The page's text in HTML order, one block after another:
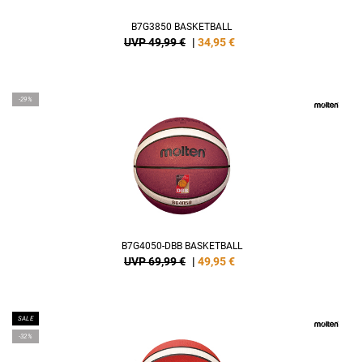
B7G3850 BASKETBALL
UVP 49,99 € | 34,95€
-29%
B7G4050-DBB BASKETBALL
UVP 69,99 € | 49,95€
SALE
-32%